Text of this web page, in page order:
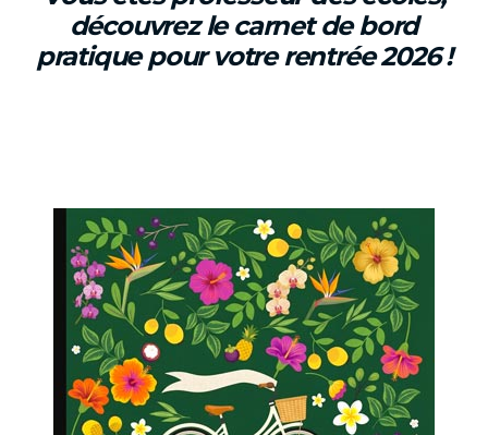
découvrez le carnet de bord
pratique pour votre rentrée 2026 !